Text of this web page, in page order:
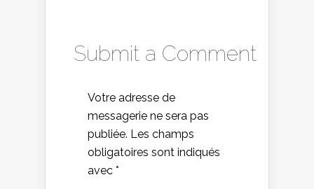
Submit a Comment
Votre adresse de
messagerie ne sera pas
publiée. Les champs
obligatoires sont indiqués
avec *